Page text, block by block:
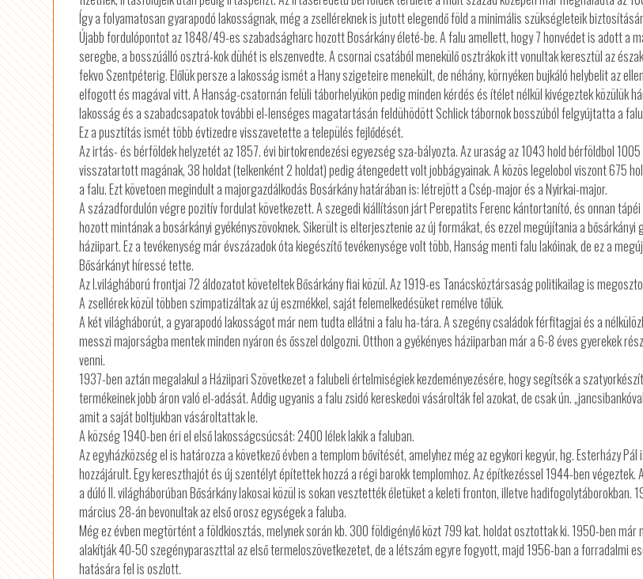
Így a folyamatosan gyarapodó lakosságnak, még a zselléreknek is jutott elegendő föld a minimális szükségleteik
Újabb fordulópontot az 1848/49-es szabadságharc hozott Bosárkány életé-be. A falu amellett, hogy 7 honvédet is adott a
seregbe, a bosszúálló osztrá-kok dühét is elszenvedte. A csornai csatából menekülő osztrákok itt vonultak keresztül az
fekvo Szentpéterig. Előlük persze a lakosság ismét a Hany szigeteire menekült, de néhány, környéken bujkáló helybelit az
elfogott és magával vitt. A Hanság-csatornán felüli táborhelyükön pedig minden kérdés és ítélet nélkül kivégeztek közülük
lakosság és a szabadcsapatok további el-lenséges magatartásán feldühödött Schlick tábornok bosszúból felgyújtatta a
Ez a pusztítás ismét több évtizedre visszavetette a település fejlődését.
Az irtás- és bérföldek helyzetét az 1857. évi birtokrendezési egyezség sza-bályozta. Az uraság az 1043 hold bérföldbol
visszatartott magának, 38 holdat (telkenként 2 holdat) pedig átengedett volt jobbágyainak. A közös legelobol viszont 675
a falu. Ezt követoen megindult a majorgazdálkodás Bosárkány határában is: létrejött a Csép-major és a Nyirkai-major.
A századfordulón végre pozitív fordulat következett. A szegedi kiállításon járt Perepatits Ferenc kántortanító, és onnan
hozott mintának a bosárkányi gyékényszövoknek. Sikerült is elterjesztenie az új formákat, és ezzel megújítania a bősárkányi
háziipart. Ez a tevékenység már évszázadok óta kiegészítő tevékenysége volt több, Hanság menti falu lakóinak, de ez a
Bősárkányt híressé tette.
Az I.világháború frontjai 72 áldozatot követeltek Bősárkány fiai közül. Az 1919-es Tanácsköztársaság politikailag is
A zsellérek közül többen szimpatizáltak az új eszmékkel, saját felemelkedésüket remélve tőlük.
A két világháborút, a gyarapodó lakosságot már nem tudta ellátni a falu ha-tára. A szegény családok férfitagjai és a
messzi majorságba mentek minden nyáron és ősszel dolgozni. Otthon a gyékényes háziiparban már a 6-8 éves gyerekek
venni.
1937-ben aztán megalakul a Háziipari Szövetkezet a falubeli értelmiségiek kezdeményezésére, hogy segítsék a
termékeinek jobb áron való el-adását. Addig ugyanis a falu zsidó kereskedoi vásárolták fel azokat, de csak ún.
amit a saját boltjukban vásároltattak le.
A község 1940-ben éri el első lakosságcsúcsát: 2400 lélek lakik a faluban.
Az egyházközség el is határozza a következő évben a templom bővítését, amelyhez még az egykori kegyúr, hg. Esterházy Pál
hozzájárult. Egy kereszthajót és új szentélyt építettek hozzá a régi barokk templomhoz. Az építkezéssel 1944-ben végeztek.
a dúló II. világháborúban Bősárkány lakosai közül is sokan vesztették életüket a keleti fronton, illetve hadifogolytáborokban.
március 28-án bevonultak az első orosz egységek a faluba.
Még ez évben megtörtént a földkiosztás, melynek során kb. 300 földigénylő közt 799 kat. holdat osztottak ki. 1950-ben már
alakítják 40-50 szegényparaszttal az első termeloszövetkezetet, de a létszám egyre fogyott, majd 1956-ban a forradalmi
hatására fel is oszlott.